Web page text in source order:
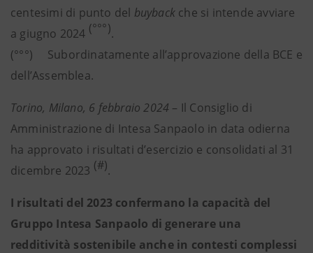
centesimi di punto del buyback che si intende avviare
a giugno 2024 (°°°).
(°°°) Subordinatamente all’approvazione della BCE e
dell’Assemblea.
Torino, Milano, 6 febbraio 2024 – Il Consiglio di
Amministrazione di Intesa Sanpaolo in data odierna
ha approvato i risultati d’esercizio e consolidati al 31
dicembre 2023 (#).
I risultati del 2023 confermano la capacità del
Gruppo Intesa Sanpaolo di generare una
redditività sostenibile anche in contesti complessi